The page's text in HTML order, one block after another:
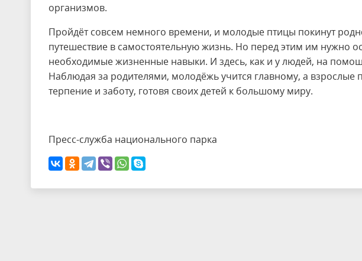
организмов.
Пройдёт совсем немного времени, и молодые птицы покинут
путешествие в самостоятельную жизнь. Но перед этим им нужно
необходимые жизненные навыки. И здесь, как и у людей, на
Наблюдая за родителями, молодёжь учится главному, а взрослые
терпение и заботу, готовя своих детей к большому миру.
Пресс-служба национального парка